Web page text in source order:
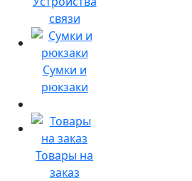
связи
Сумки и
рюкзаки
Товары на
заказ